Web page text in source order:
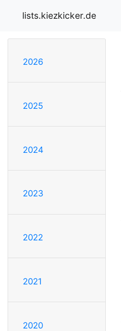
lists.kiezkicker.de
2026
2025
2024
2023
2022
2021
2020